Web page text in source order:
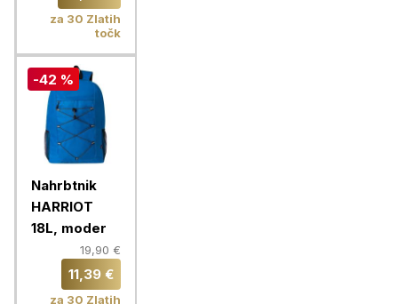
za 30 Zlatih
točk
-42 %
Nahrbtnik
HARRIOT
18L, moder
19,90 €
11,39 €
za 30 Zlatih